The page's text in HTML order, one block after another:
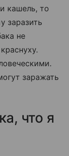
кашель, то
заразить
не
заражать
что я